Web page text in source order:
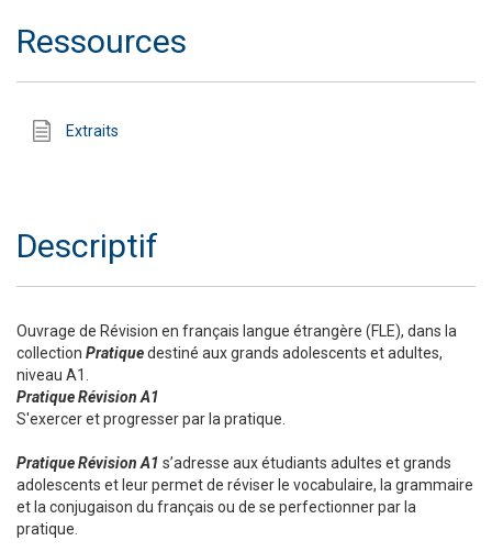
Ressources
Extraits
Descriptif
Ouvrage de Révision en français langue étrangère (FLE), dans la
collection Pratiquedestiné aux grands adolescents et adultes,
niveau A1.
Pratique Révision A1
S'exercer et progresser par la pratique.
Pratique Révision A1 s’adresse aux étudiants adultes et grands
adolescents et leur permet de réviser le vocabulaire, la grammaire
et la conjugaison du français ou de se perfectionner par la
pratique.